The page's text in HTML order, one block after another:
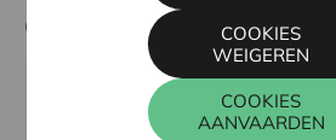
Contactpersoon
WIM INGELS
016 27 96 46
COOKIES
AANVAARDEN
COOKIES
WEIGEREN